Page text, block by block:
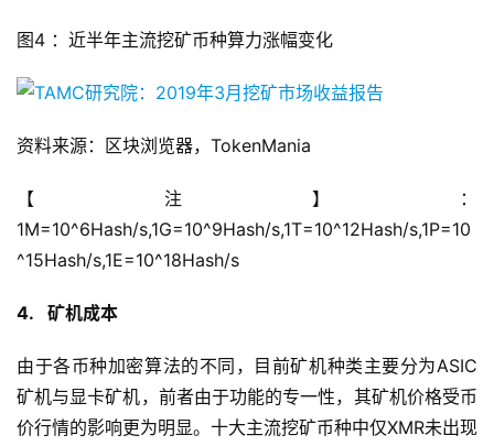
图4 ：近半年主流挖矿币种算力涨幅变化
资料来源：区块浏览器，TokenMania
【注】：
1M=10^6Hash/s,1G=10^9Hash/s,1T=10^12Hash/s,1P=10
^15Hash/s,1E=10^18Hash/s
4. 矿机成本
由于各币种加密算法的不同，目前矿机种类主要分为ASIC
矿机与显卡矿机，前者由于功能的专一性，其矿机价格受币
价行情的影响更为明显。十大主流挖矿币种中仅XMR未出现